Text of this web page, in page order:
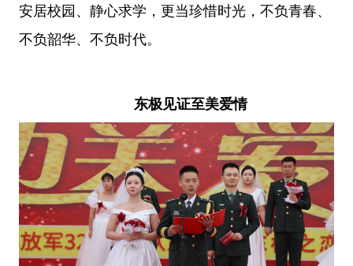
安居校园、静心求学，更当珍惜时光，不负青春、
不负韶华、不负时代。
东极见证至美爱情